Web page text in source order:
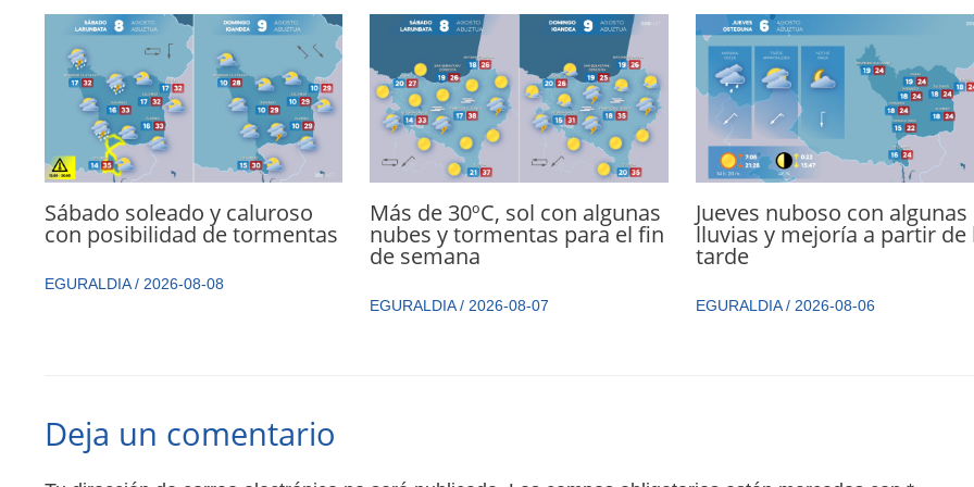
Sábado soleado y caluroso
con posibilidad de tormentas
EGURALDIA/ 2026-08-08
Más de 30ºC, sol con algunas
nubes y tormentas para el fin
de semana
EGURALDIA/ 2026-08-07
Jueves nuboso con algunas
lluvias y mejoría a partir de
tarde
EGURALDIA/ 2026-08-06
Deja un comentario